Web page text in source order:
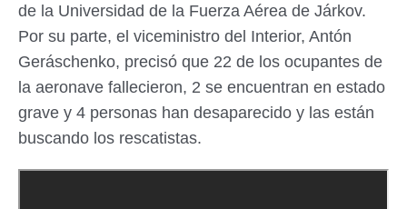
de la Universidad de la Fuerza Aérea de Járkov.
Por su parte, el viceministro del Interior, Antón
Geráschenko, precisó que 22 de los ocupantes de
la aeronave fallecieron, 2 se encuentran en estado
grave y 4 personas han desaparecido y las están
buscando los rescatistas.